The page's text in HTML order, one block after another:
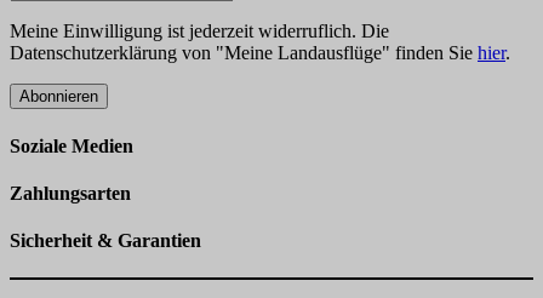
Meine Einwilligung ist jederzeit widerruflich. Die
Datenschutzerklärung von "Meine Landausflüge" finden Sie hier.
Abonnieren
Soziale Medien
Zahlungsarten
Sicherheit & Garantien